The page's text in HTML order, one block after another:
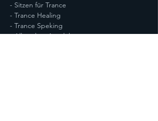
- Sitzen für Trance
- Trance Healing
- Trance Speking
- Alles über Astralebenen